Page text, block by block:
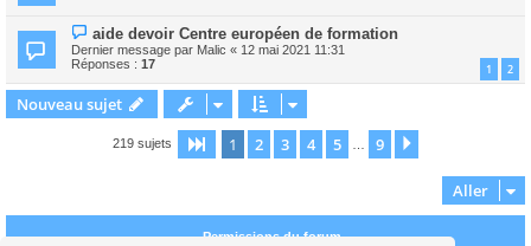
aide devoir Centre européen de formation
Dernier message par Malic « 12 mai 2021 11:31
Réponses : 17 1 2
Nouveau sujet
219 sujets Page 1sur9
1 2 3 4 5 9
Aller
Permissions du forum